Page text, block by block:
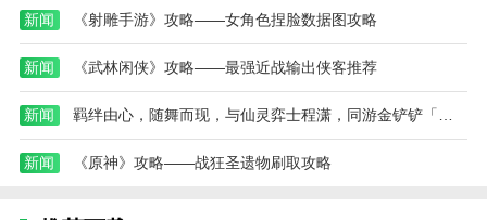
新闻 《射雕手游》攻略——女角色捏脸数据图攻略
新闻 《武林闲侠》攻略——最强近战输出侠客推荐
新闻
新闻 《原神》攻略——战狂圣遗物刷取攻略